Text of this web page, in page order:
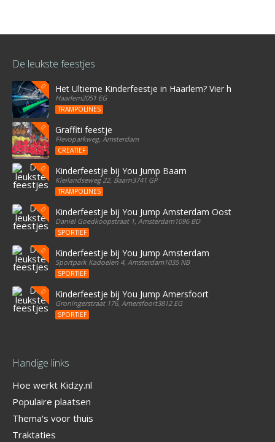
De leukste feestjes
Het Ultieme Kinderfeestje in Haarlem? Vier het bij
Haarlem2051 EG
TRAMPOLINES
Graffiti feestje
Flevoparkweg, Amsterdam
CREATIEF
Kinderfeestje bij You Jump Baarn
Kleilandseweg 22, Baarn3741 GP
TRAMPOLINES
Kinderfeestje bij You Jump Amsterdam Oost
Daniël Goedkoopstraat 1, Amsterdam1096 BD
SPORTIEF
Kinderfeestje bij You Jump Amsterdam
Sportpark Kadoelen 4, Amsterdam1035 NB
SPORTIEF
Kinderfeestje bij You Jump Amersfoort
Groningerstraat 176, Amersfoort3812 EG
SPORTIEF
Handige links
Hoe werkt Kidzy.nl
Populaire plaatsen
Thema's voor thuis
Traktaties